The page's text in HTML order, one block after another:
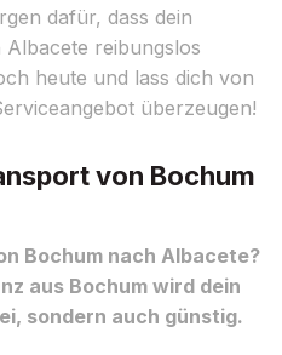
dafür, dass dein
reibungslos
heute und lass dich von
überzeugen!
von Bochum
Bochum nach Albacete?
aus Bochum wird dein
sondern auch günstig.